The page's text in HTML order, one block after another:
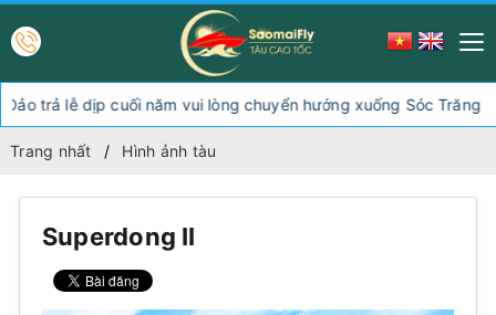
trả lễ dịp cuối năm vui lòng chuyển hướng xuống Sóc Trăng
Trang nhất Hình ảnh tàu
Superdong II